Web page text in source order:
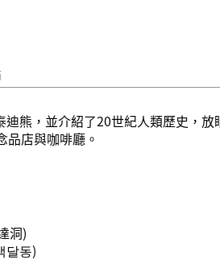
熊，並介紹了20世紀人類歷史，
店與咖啡廳。
洞)
달동)